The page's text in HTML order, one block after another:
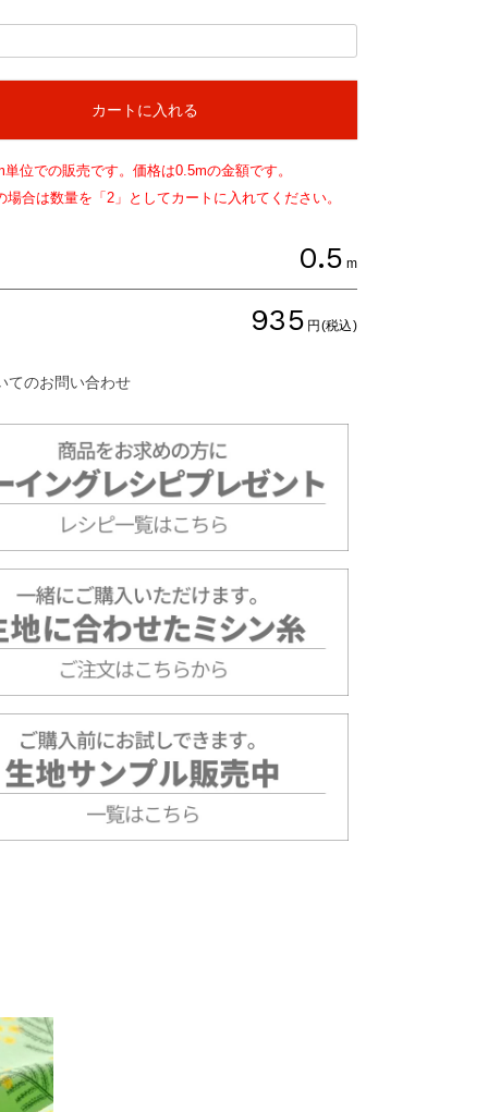
カートに入れる
単位での販売です。価格は0.5mの金額です。
場合は数量を「2」としてカートに入れてください。
0.5 m
935 円(税込)
てのお問い合わせ